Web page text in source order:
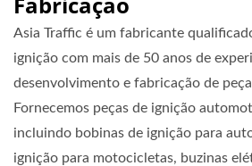
Asia Traffic é um fabricante
ignição com mais de 50 anos de
desenvolvimento e fabricação de
Fornecemos peças de ignição
incluindo bobinas de ignição para
ignição para motocicletas, buzinas